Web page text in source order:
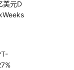
美元D